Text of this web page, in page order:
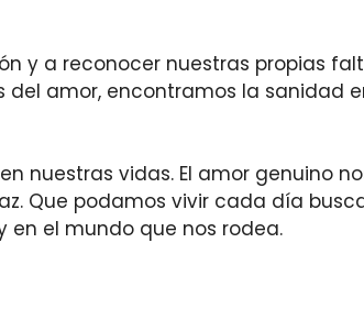
y a reconocer nuestras propias
amor, encontramos la sanidad
en nuestras vidas. El amor genuino
Que podamos vivir cada día
el mundo que nos rodea.